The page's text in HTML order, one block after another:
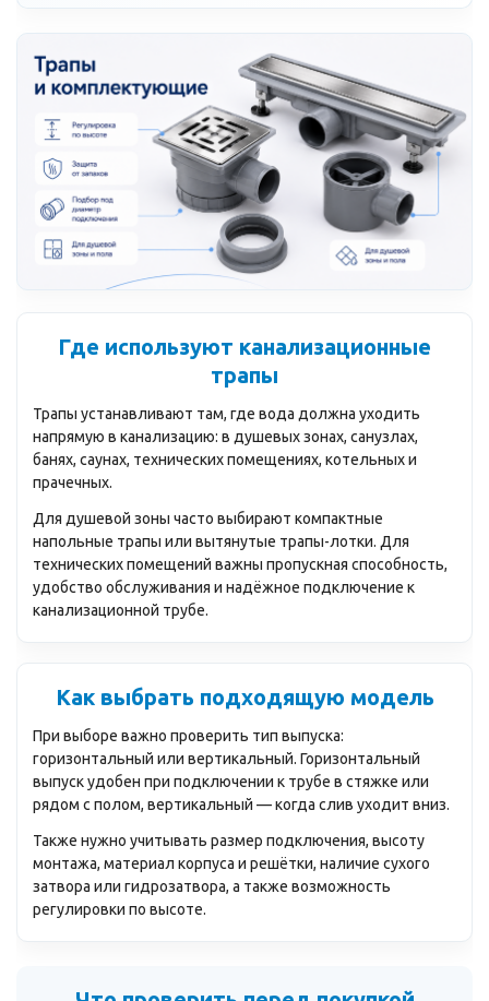
Где используют канализационные
трапы
Трапы устанавливают там, где вода должна уходить
напрямую в канализацию: в душевых зонах, санузлах,
банях, саунах, технических помещениях, котельных и
прачечных.
Для душевой зоны часто выбирают компактные
напольные трапы или вытянутые трапы-лотки. Для
технических помещений важны пропускная способность,
удобство обслуживания и надёжное подключение к
канализационной трубе.
Как выбрать подходящую модель
При выборе важно проверить тип выпуска:
горизонтальный или вертикальный. Горизонтальный
выпуск удобен при подключении к трубе в стяжке или
рядом с полом, вертикальный — когда слив уходит вниз.
Также нужно учитывать размер подключения, высоту
монтажа, материал корпуса и решётки, наличие сухого
затвора или гидрозатвора, а также возможность
регулировки по высоте.